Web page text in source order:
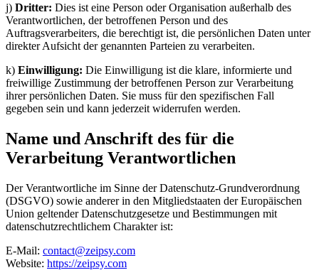
j) Dritter: Dies ist eine Person oder Organisation außerhalb des
Verantwortlichen, der betroffenen Person und des
Auftragsverarbeiters, die berechtigt ist, die persönlichen Daten unter
direkter Aufsicht der genannten Parteien zu verarbeiten.
k) Einwilligung: Die Einwilligung ist die klare, informierte und
freiwillige Zustimmung der betroffenen Person zur Verarbeitung
ihrer persönlichen Daten. Sie muss für den spezifischen Fall
gegeben sein und kann jederzeit widerrufen werden.
Name und Anschrift des für die
Verarbeitung Verantwortlichen
Der Verantwortliche im Sinne der Datenschutz-Grundverordnung
(DSGVO) sowie anderer in den Mitgliedstaaten der Europäischen
Union geltender Datenschutzgesetze und Bestimmungen mit
datenschutzrechtlichem Charakter ist:
E-Mail: contact@zeipsy.com
Website: https://zeipsy.com